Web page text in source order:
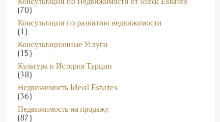
Консультации по развитию недвижимости
(1)
Консультационные Услуги
(15)
Культура и История Турции
(38)
Недвижимость Ideal Estates
(36)
Недвижимость на продажу
(87)
Новости Аланьи